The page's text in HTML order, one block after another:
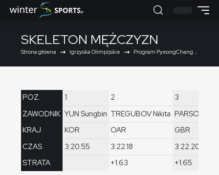
SKELETON MĘŻCZYZN
Strona główna Igrzyska Olimpijskie Program PyeongChang 2018
POZ.
ZAWODNIK
KRAJ
CZAS
STRATA
1
YUN Sungbin
KOR
3:20.55
2
TREGUBOV Nikita
OAR
3:22.18
+1.63
3
PARSONS
GBR
3:22.20
+1.65